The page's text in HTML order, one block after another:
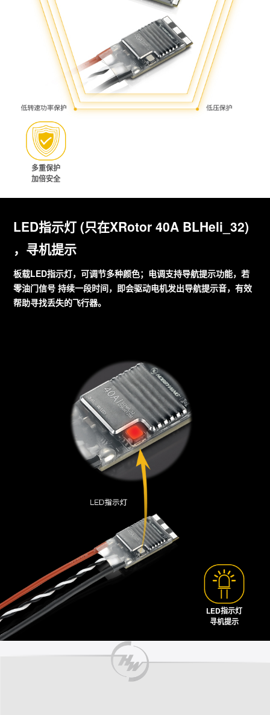
多重保护
加倍安全
LED指示灯 (只在XRotor 40A BLHeli_32)
，寻机提示
板载LED指示灯，可调节多种颜色；电调支持导航提示功能，若
零油门信号 持续一段时间，即会驱动电机发出导航提示音，有效
帮助寻找丢失的飞行器。
LED指示灯
寻机提示